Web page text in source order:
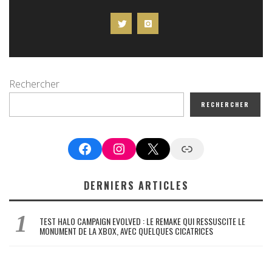
Rechercher
RECHERCHER
FacebookInstagram
X Google News
DERNIERS ARTICLES
TEST HALO CAMPAIGN EVOLVED : LE REMAKE QUI RESSUSCITE LE
MONUMENT DE LA XBOX, AVEC QUELQUES CICATRICES